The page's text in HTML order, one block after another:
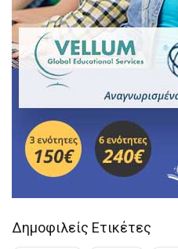
Δημοφιλείς Ετικέτες